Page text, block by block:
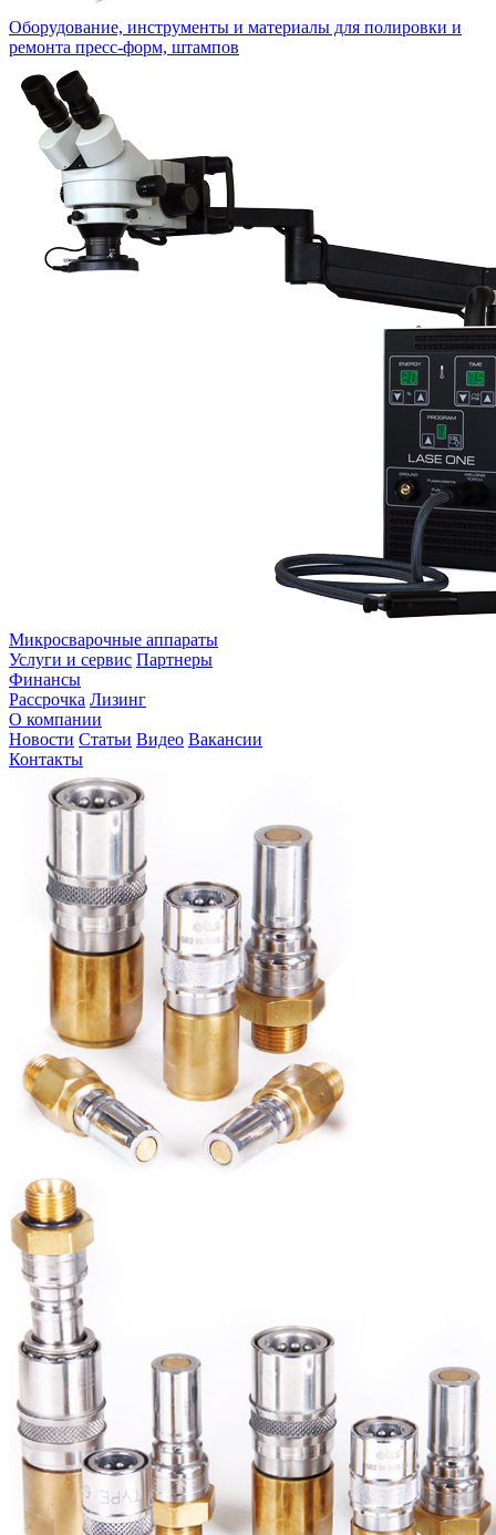
Оборудование, инструменты и материалы для полировки и
ремонта пресс-форм, штампов
Микросварочные аппараты
Услуги и сервис Партнеры
Финансы
Рассрочка Лизинг
О компании
Новости Статьи Видео Вакансии
Контакты